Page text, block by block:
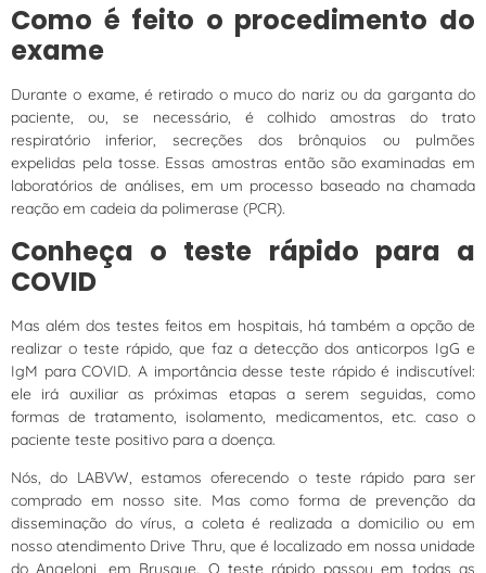
Como é feito o procedimento do
exame
Durante o exame, é retirado o muco do nariz ou da garganta do
paciente, ou, se necessário, é colhido amostras do trato
respiratório inferior, secreções dos brônquios ou pulmões
expelidas pela tosse. Essas amostras então são examinadas em
laboratórios de análises, em um processo baseado na chamada
reação em cadeia da polimerase (PCR).
Conheça o teste rápido para a
COVID
Mas além dos testes feitos em hospitais, há também a opção de
realizar o teste rápido, que faz a detecção dos anticorpos IgG e
IgM para COVID. A importância desse teste rápido é indiscutível:
ele irá auxiliar as próximas etapas a serem seguidas, como
formas de tratamento, isolamento, medicamentos, etc. caso o
paciente teste positivo para a doença.
Nós, do LABVW, estamos oferecendo o teste rápido para ser
comprado em nosso site. Mas como forma de prevenção da
disseminação do vírus, a coleta é realizada a domicilio ou em
nosso atendimento Drive Thru, que é localizado em nossa unidade
do Angeloni, em Brusque. O teste rápido passou em todas as